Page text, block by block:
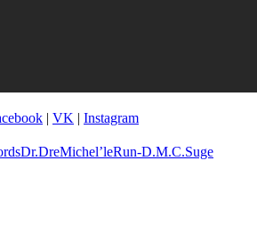
| VK | Instagram
Dr.DreMichel’leRun-D.M.C.Suge